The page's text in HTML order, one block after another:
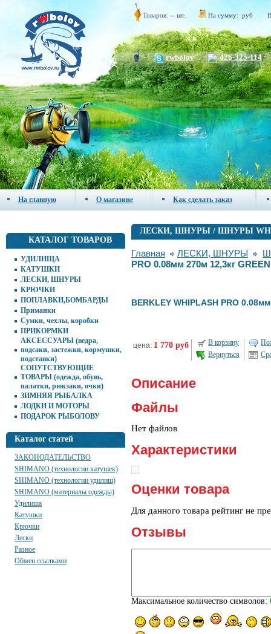
Товаров: -- шт. На сумму: руб
rwbolov 426-325-114
На главную О магазине Как сделать заказ
КАТАЛОГ ТОВАРОВ
УДИЛИЩА
КАТУШКИ
ЛЕСКИ, ШНУРЫ
КРЮЧКИ
ПОПЛАВКИ,БОМБАРДЫ
Приманки
Сумки, чехлы, коробки
ПРИКОРМКИ
АКСЕССУАРЫ (ведра,
подсаки, застежки, кормушки,
подставки)
СОПУТСТВУЮЩИЕ
ТОВАРЫ (одежда, обувь,
палатки, рюкзаки, очки)
ЗИМНЯЯ РЫБАЛКА
ЛОДКИ И МОТОРЫ
ПОДАРОК РЫБОЛОВУ
Каталог статей
ЗАКОНОДАТЕЛЬСТВО
SHIMANO (технологии катушек)
SHIMANO (технологии удилищ)
SHIMANO (материалы одежды)
Удилища
Катушки
Крючки
Лески
Разное
Обмен ссылками
ЛЕСКИ, ШНУРЫ / ШНУРЫ
Главная ЛЕСКИ, ШНУРЫ
PRO 0.08мм 270м 12,3кг GREEN
BERKLEY WHIPLASH PRO
цена: 1 770 руб
В корзину
Вернуться
Описание
Файлы
Нет файлов
Характеристики
Оценки товара
Для данного товара рейтинг не
Отзывы
Максимальное количество символов: